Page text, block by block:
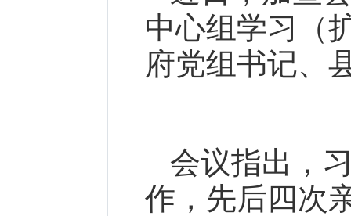
中心组学习（
府党组书记、
会议指出，
作，先后四次